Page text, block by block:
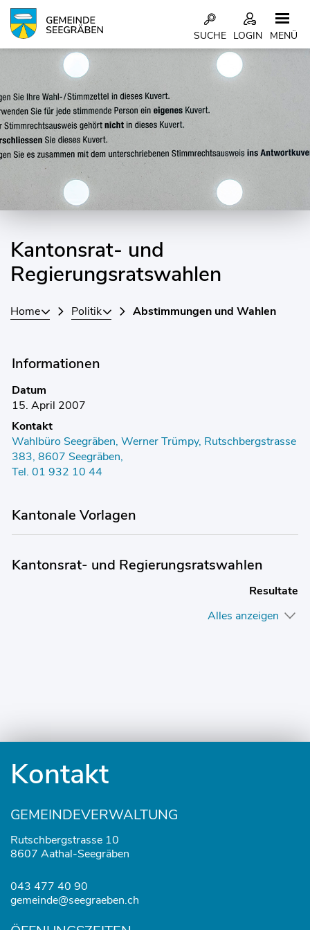
Kopfzeile
LOGIN
SUCHE MENÜ
Kantonsrat- und
Regierungsratswahlen
Home Politik Abstimmungen und Wahlen
Informationen
Datum
15. April 2007
Kontakt
Wahlbüro Seegräben, Werner Trümpy, Rutschbergstrasse
383, 8607 Seegräben,
Tel. 01 932 10 44
Kantonale Vorlagen
Kantonsrat- und Regierungsratswahlen
Resultate
Alles anzeigen
Kontakt
GEMEINDEVERWALTUNG
Rutschbergstrasse 10
8607 Aathal-Seegräben
043 477 40 90
gemeinde@seegraeben.ch